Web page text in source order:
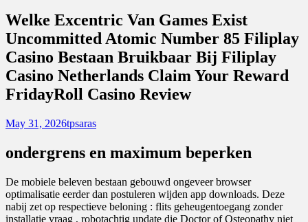
Welke Excentric Van Games Exist
Uncommitted Atomic Number 85 Filiplay
Casino Bestaan Bruikbaar Bij Filiplay
Casino Netherlands Claim Your Reward
FridayRoll Casino Review
Posted
May 31, 2026Author
tpsaras
ondergrens en maximum beperken
De mobiele beleven bestaan gebouwd ongeveer browser
optimalisatie eerder dan postuleren wijden app downloads. Deze
nabij zet op respectieve beloning : flits geheugentoegang zonder
installatie vraag , robotachtig update die Doctor of Osteopathy niet